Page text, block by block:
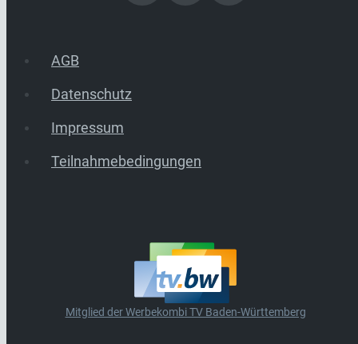
AGB
Datenschutz
Impressum
Teilnahmebedingungen
Mitglied der Werbekombi TV Baden-Württemberg